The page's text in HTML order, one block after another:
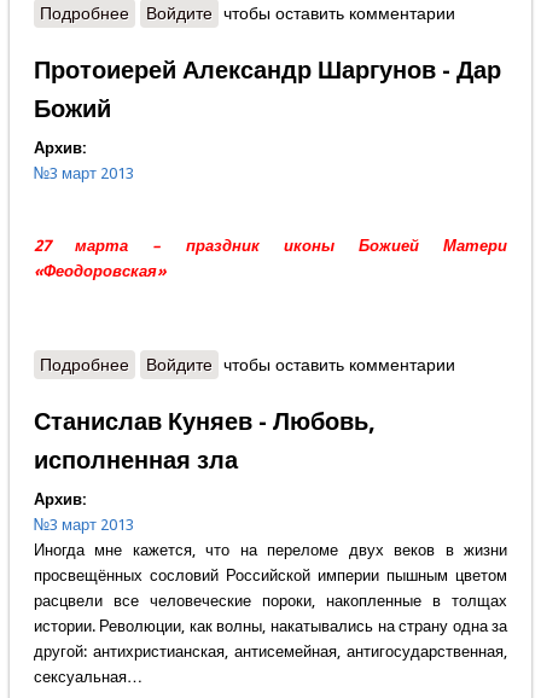
Подробнеео Александр Москалёв - Исповедальный поэт
Войдите чтобы оставить комментарии
Протоиерей Александр Шаргунов - Дар
Божий
Архив:
№3 март 2013
27 марта – праздник иконы Божией Матери
«Феодоровская»
Подробнеео Протоиерей Александр Шаргунов - Дар Божий
Войдите чтобы оставить комментарии
Станислав Куняев - Любовь,
исполненная зла
Архив:
№3 март 2013
Иногда мне кажется, что на переломе двух веков в жизни
просвещённых сословий Российской империи пышным цветом
расцвели все человеческие пороки, накопленные в толщах
истории. Революции, как волны, накатывались на страну одна за
другой: антихристианская, антисемейная, антигосударственная,
сексуальная…